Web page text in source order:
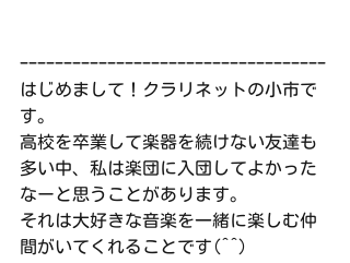
ｰｰｰｰｰｰｰｰｰｰｰｰｰｰｰｰｰｰｰｰｰｰｰｰｰｰｰｰｰｰｰｰｰｰｰ
はじめまして！クラリネットの小市で
す。
高校を卒業して楽器を続けない友達も
多い中、私は楽団に入団してよかった
なーと思うことがあります。
それは大好きな音楽を一緒に楽しむ仲
間がいてくれることです(^^)